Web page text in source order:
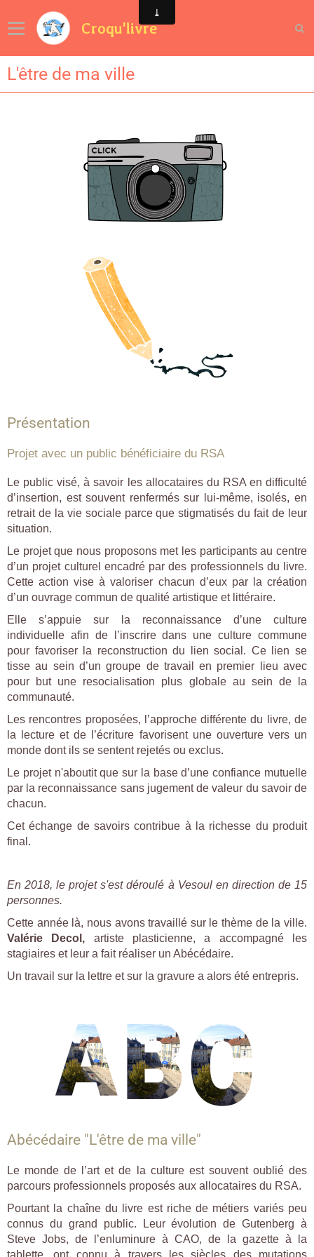
Croqu'livre
L'être de ma ville
Présentation
Projet avec un public bénéficiaire du RSA
Le public visé, à savoir les allocataires du RSA en difficulté
d’insertion, est souvent renfermés sur lui-même, isolés, en
retrait de la vie sociale parce que stigmatisés du fait de leur
situation.
Le projet que nous proposons met les participants au centre
d’un projet culturel encadré par des professionnels du livre.
Cette action vise à valoriser chacun d’eux par la création
d’un ouvrage commun de qualité artistique et littéraire.
Elle s’appuie sur la reconnaissance d’une culture
individuelle afin de l’inscrire dans une culture commune
pour favoriser la reconstruction du lien social. Ce lien se
tisse au sein d’un groupe de travail en premier lieu avec
pour but une resocialisation plus globale au sein de la
communauté.
Les rencontres proposées, l’approche différente du livre, de
la lecture et de l’écriture favorisent une ouverture vers un
monde dont ils se sentent rejetés ou exclus.
Le projet n'aboutit que sur la base d’une confiance mutuelle
par la reconnaissance sans jugement de valeur du savoir de
chacun.
Cet échange de savoirs contribue à la richesse du produit
final.
En 2018, le projet s'est déroulé à Vesoul en direction de 15
personnes.
Cette année là, nous avons travaillé sur le thème de la ville.
Valérie Decol, artiste plasticienne, a accompagné les
stagiaires et leur a fait réaliser un Abécédaire.
Un travail sur la lettre et sur la gravure a alors été entrepris.
Abécédaire "L'être de ma ville"
Le monde de l’art et de la culture est souvent oublié des
parcours professionnels proposés aux allocataires du RSA.
Pourtant la chaîne du livre est riche de métiers variés peu
connus du grand public. Leur évolution de Gutenberg à
Steve Jobs, de l’enluminure à CAO, de la gazette à la
tablette, ont connu à travers les siècles des mutations